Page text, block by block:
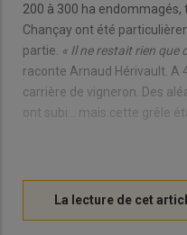
200 à 300 ha
Chançay ont été
partie. « Il ne restait rien que
raconte Arnaud Hérivault. A
carrière de vigneron. Des
ont subi… mais cette grêle